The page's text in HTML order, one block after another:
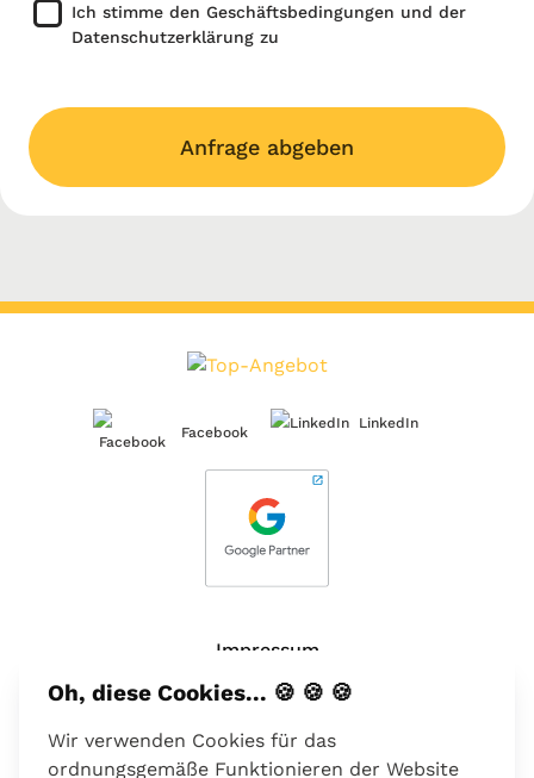
Ich stimme den Geschäftsbedingungen und der
Datenschutzerklärung zu
Anfrage abgeben
Facebook
LinkedIn
Impressum
Über uns
Kontakt
Oh, diese Cookies... 🍪 🍪 🍪
Wir verwenden Cookies für das
ordnungsgemäße Funktionieren der Website